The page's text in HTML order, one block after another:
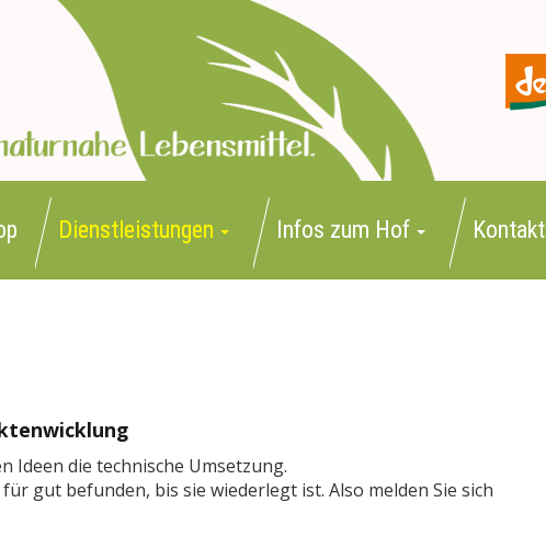
Dienstleistungen Infos zum Hof Kontakt
Ideen die technische Umsetzung.
gut befunden, bis sie wiederlegt ist. Also melden Sie sich